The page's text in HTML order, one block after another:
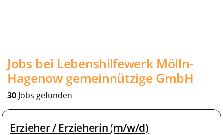
Jobs bei Lebenshilfewerk Mölln-
Hagenow gemeinnützige GmbH
30 Jobs gefunden
Erzieher / Erzieherin (m/w/d)